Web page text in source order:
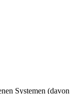
Systemen (davon